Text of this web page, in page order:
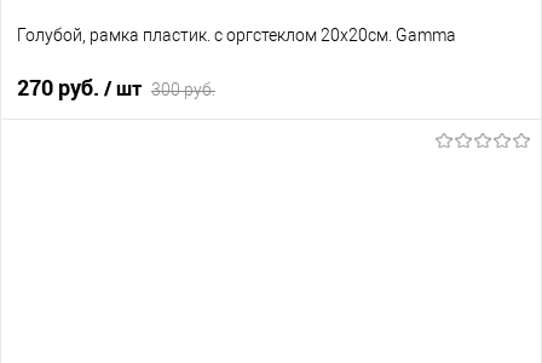
Голубой, рамка пластик. с оргстеклом 20х20см. Gamma
270 руб. / шт 300 руб.